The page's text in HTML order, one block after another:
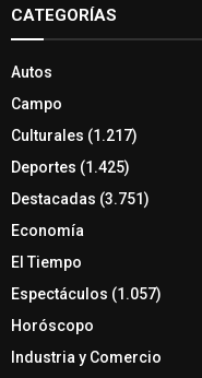
CATEGORÍAS
Autos
Campo
Culturales (1.217)
Deportes (1.425)
Destacadas (3.751)
Economía
El Tiempo
Espectáculos (1.057)
Horóscopo
Industria y Comercio